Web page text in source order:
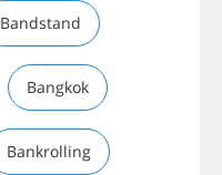
Bandstand
Bangkok
Bankrolling